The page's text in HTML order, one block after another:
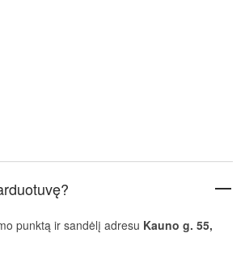
punktą ir sandėlį adresu Kauno g. 55,